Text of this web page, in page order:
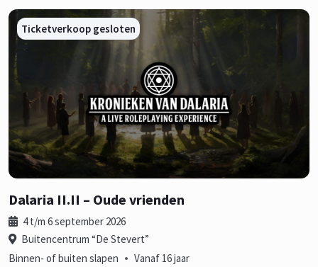
Ticketverkoop gesloten
Dalaria II.II – Oude vrienden
4 t/m 6 september 2026
Buitencentrum “De Stevert”
Binnen- of buiten slapen • Vanaf 16 jaar